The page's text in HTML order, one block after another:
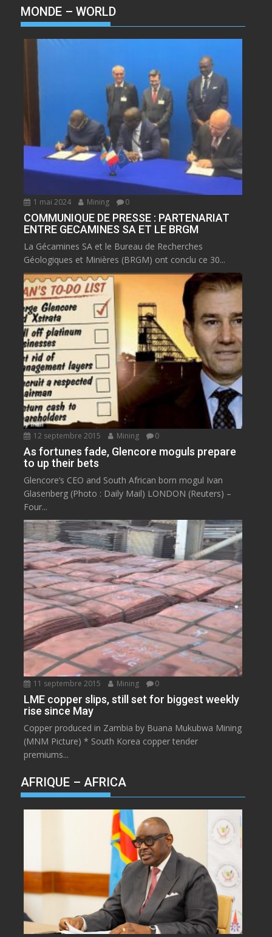
MONDE – WORLD
1 mai 2024 Mining 0
COMMUNIQUE DE PRESSE : PARTENARIAT
ENTRE GECAMINES SA ET LE BRGM
La Gécamines SA et le Bureau de Recherches
Géologiques et Minières (BRGM) ont conclu ce 30...
12 septembre 2015 Mining 0
As fortunes fade, Glencore moguls prepare
to up their bets
Glencore’s CEO and South African born mogul Ivan
Glasenberg (Photo : Daily Mail) LONDON (Reuters) –
Four...
11 septembre 2015 Mining 0
LME copper slips, still set for biggest weekly
rise since May
Copper produced in Zambia by Buana Mukubwa Mining
(MNM Picture) * South Korea copper tender
premiums...
AFRIQUE – AFRICA